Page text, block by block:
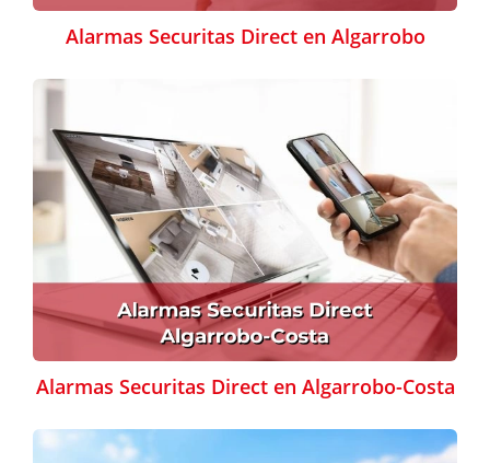
Alarmas Securitas Direct en Algarrobo
Alarmas Securitas Direct en Algarrobo-Costa